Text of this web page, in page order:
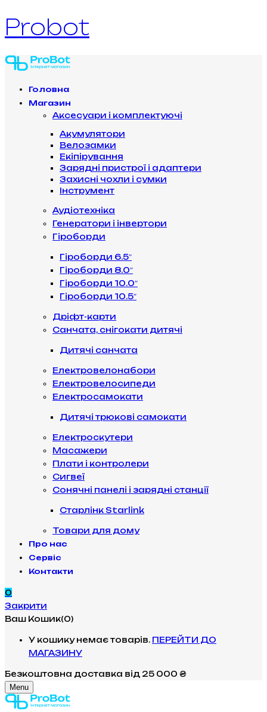
Probot
Головна
Магазин
Аксесуари і комплектуючі
Акумулятори
Велозамки
Екіпірування
Зарядні пристрої і адаптери
Захисні чохли і сумки
Інструмент
Аудіотехніка
Генератори і інвертори
Гіроборди
Гіроборди 6.5″
Гіроборди 8.0″
Гіроборди 10.0″
Гіроборди 10.5″
Дріфт-карти
Санчата, снігокати дитячі
Дитячі санчата
Електровелонабори
Електровелосипеди
Електросамокати
Дитячі трюкові самокати
Електроскутери
Масажери
Плати і контролери
Сигвеї
Сонячні панелі і зарядні станції
Старлінк Starlink
Товари для дому
Про нас
Сервіс
Контакти
0
Закрити
Ваш Кошик(0)
У кошику немає товарів. ПЕРЕЙТИ ДО
МАГАЗИНУ
Безкоштовна доставка від 25 000 ₴
Menu